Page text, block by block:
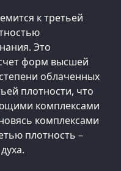
к третьей
Это
форм высшей
облаченных
плотности, что
комплексами
комплексами
плотность –